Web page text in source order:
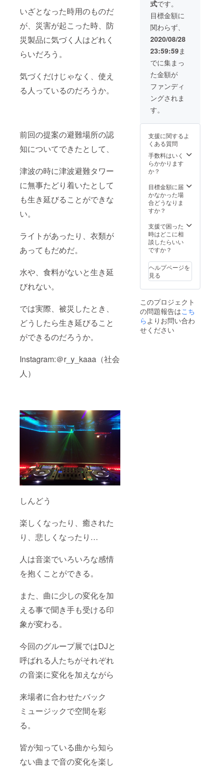
いざとなった時用のものだ
が、災害が起こった時、防
災製品に気づく人はどれく
らいだろう。
気づくだけじゃなく、使え
る人っているのだろうか。
前回の提案の避難場所の認
知についてできたとして、
津波の時に津波避難タワー
に無事たどり着いたとして
も生き延びることができな
い。
ライトがあったり、衣類が
あってもだめだ。
水や、食料がないと生き延
びれない。
では実際、被災したとき、
どうしたら生き延びること
ができるのだろうか。
Instagram:＠r_y_kaaa（社会
人）
しんどう
楽しくなったり、癒された
り、悲しくなったり…
人は音楽でいろいろな感情
を抱くことができる。
また、曲に少しの変化を加
える事で聞き手も受ける印
象が変わる。
今回のグループ展ではDJと
呼ばれる人たちがそれぞれ
の音楽に変化を加えながら
来場者に合わせたバック
ミュージックで空間を彩
る。
皆が知っている曲から知ら
ない曲まで音の変化を楽し
にご希望のお名
前をご記入くだ
さい。
式です。
目標金額に
関わらず、
2020/08/28
23:59:59ま
でに集まっ
た金額が
ファンディ
ングされま
す。
支援に関するよ
くある質問
手数料はいく
らかかります
か？
目標金額に届
かなかった場
合どうなりま
すか？
支援で困った
時はどこに相
談したらいい
ですか？
ヘルプページを
見る
このプロジェクト
の問題報告はこち
ら よりお問い合わ
せください